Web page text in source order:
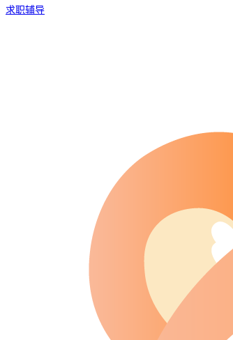
求职辅导